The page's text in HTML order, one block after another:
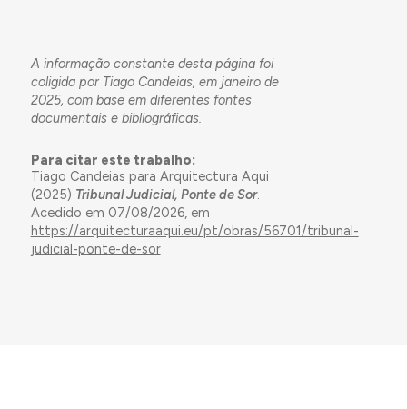
A informação constante desta página foi
coligida por Tiago Candeias, em janeiro de
2025, com base em diferentes fontes
documentais e bibliográficas.
Para citar este trabalho:
Tiago Candeias para Arquitectura Aqui
(2025) Tribunal Judicial, Ponte de Sor.
Acedido em 07/08/2026, em
https://arquitecturaaqui.eu/pt/obras/56701/tribunal-
judicial-ponte-de-sor